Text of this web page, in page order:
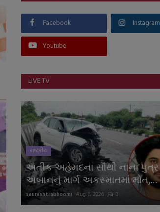
Facebook Instagram
Youtube
LIVE TV
રાષ્ટ્રીય
અતીક અહેમદના સૌથી નાના પુત્ર
અબાનનું માર્ગ અકસ્માતમાં મોત,...
saurashtrabhoomi Aug 6, 2026 0